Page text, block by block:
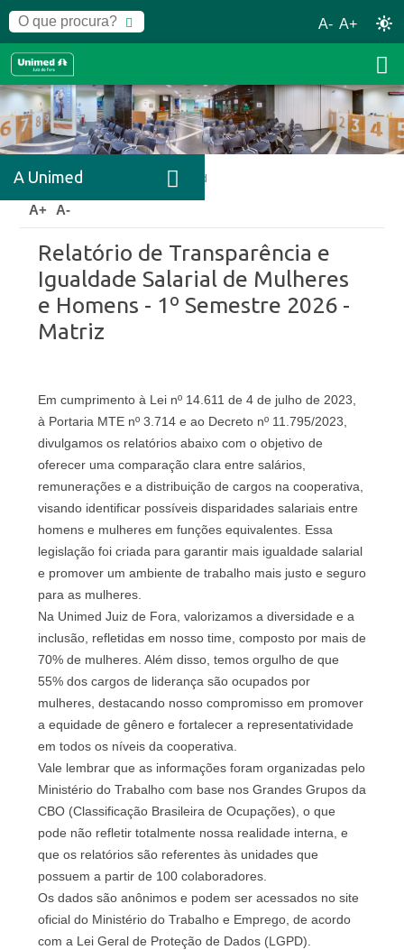
A- A+
A Unimed
Home A Unimed Relatórios Unimed
A+ A-
Relatório de Transparência e
Igualdade Salarial de Mulheres
e Homens - 1º Semestre 2026 -
Matriz
Em cumprimento à Lei nº 14.611 de 4 de julho de 2023,
à Portaria MTE nº 3.714 e ao Decreto nº 11.795/2023,
divulgamos os relatórios abaixo com o objetivo de
oferecer uma comparação clara entre salários,
remunerações e a distribuição de cargos na cooperativa,
visando identificar possíveis disparidades salariais entre
homens e mulheres em funções equivalentes. Essa
legislação foi criada para garantir mais igualdade salarial
e promover um ambiente de trabalho mais justo e seguro
para as mulheres.
Na Unimed Juiz de Fora, valorizamos a diversidade e a
inclusão, refletidas em nosso time, composto por mais de
70% de mulheres. Além disso, temos orgulho de que
55% dos cargos de liderança são ocupados por
mulheres, destacando nosso compromisso em promover
a equidade de gênero e fortalecer a representatividade
em todos os níveis da cooperativa.
Vale lembrar que as informações foram organizadas pelo
Ministério do Trabalho com base nos Grandes Grupos da
CBO (Classificação Brasileira de Ocupações), o que
pode não refletir totalmente nossa realidade interna, e
que os relatórios são referentes às unidades que
possuem a partir de 100 colaboradores.
Os dados são anônimos e podem ser acessados no site
oficial do Ministério do Trabalho e Emprego, de acordo
com a Lei Geral de Proteção de Dados (LGPD).